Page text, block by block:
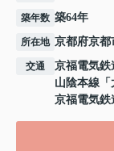
築年数 築64年
所在地 京都府京都
交通 京福電気鉄
山陰本線 「
京福電気鉄